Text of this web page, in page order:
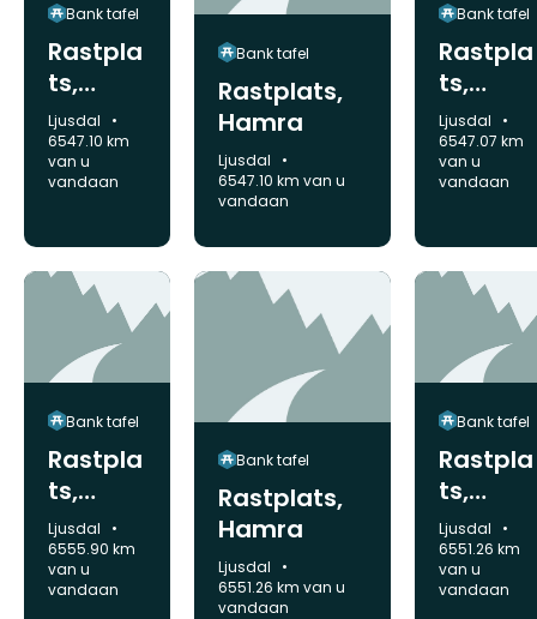
Bank tafel
Rastpla
ts,
Hamra
Gemeente:
Ljusdal
6547.10 km
van u
vandaan
Bank tafel
Rastplats,
Hamra
Gemeente:
Ljusdal
6547.10 km van u
vandaan
Bank tafel
Rastpla
ts,
Hamra
Gemeente:
Ljusdal
6547.07 km
van u
vandaan
Bank tafel
Rastpla
ts,
Hamra
Gemeente:
Ljusdal
6555.90 km
van u
vandaan
Bank tafel
Rastplats,
Hamra
Gemeente:
Ljusdal
6551.26 km van u
vandaan
Bank tafel
Rastpla
ts,
Hamra
Gemeente:
Ljusdal
6551.26 km
van u
vandaan